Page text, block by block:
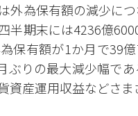
外為保有額の減少に
半期末には4236億
保有額が1か月で39
ぶりの最大減少幅で
産運用収益などさま